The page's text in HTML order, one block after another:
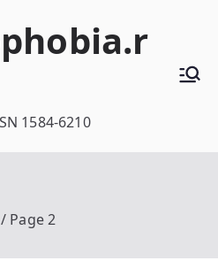
1584-6210
Page 2